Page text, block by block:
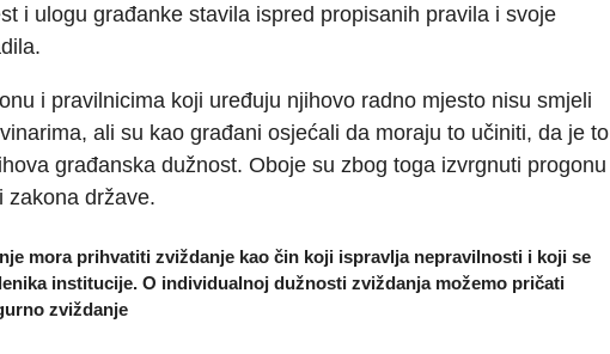
i ulogu građanke stavila ispred propisanih pravila i svoje
i pravilnicima koji uređuju njihovo radno mjesto nisu smjeli
ali su kao građani osjećali da moraju to učiniti, da je to
građanska dužnost. Oboje su zbog toga izvrgnuti progonu
zakona države.
mora prihvatiti zviždanje kao čin koji ispravlja nepravilnosti i koji se
institucije. O individualnoj dužnosti zviždanja možemo pričati
zviždanje